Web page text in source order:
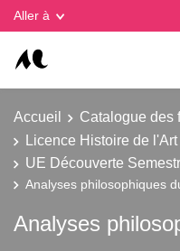
Aller à
Accueil Catalogue des
Licence Histoire de l'Art
UE Découverte
Analyses philosophiques
Analyses
Gestion des cookies